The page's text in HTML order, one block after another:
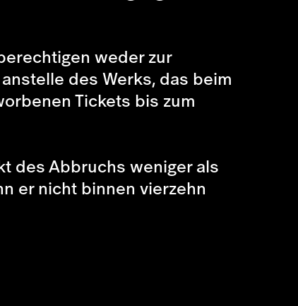
weder zur
des Werks, das beim
Tickets bis zum
des Abbruchs weniger als
er nicht binnen vierzehn